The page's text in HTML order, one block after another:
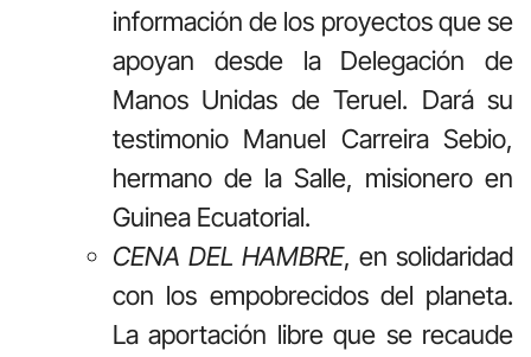
información de los proyectos que se
apoyan desde la Delegación de
Manos Unidas de Teruel. Dará su
testimonio Manuel Carreira Sebio,
hermano de la Salle, misionero en
Guinea Ecuatorial.
CENA DEL HAMBRE, en solidaridad
con los empobrecidos del planeta.
La aportación libre que se recaude